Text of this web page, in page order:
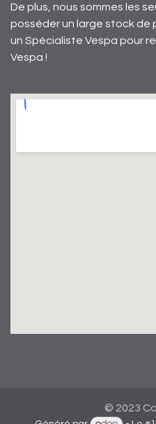
De plus, nous sommes les
posséder un large stock de
un Spécialiste Vespa pour
Vespa !
© 2023